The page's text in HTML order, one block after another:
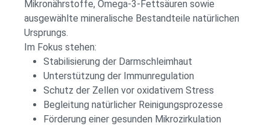
Mikronährstoffe, Omega-3-Fettsäuren sowie
ausgewählte mineralische Bestandteile natürlichen
Ursprungs.
Im Fokus stehen:
Stabilisierung der Darmschleimhaut
Unterstützung der Immunregulation
Schutz der Zellen vor oxidativem Stress
Begleitung natürlicher Reinigungsprozesse
Förderung einer gesunden Mikrozirkulation